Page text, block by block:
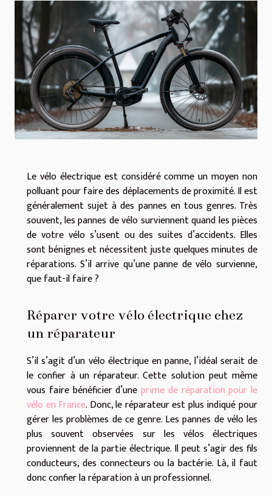
Le vélo électrique est considéré comme un moyen non
polluant pour faire des déplacements de proximité. Il est
généralement sujet à des pannes en tous genres. Très
souvent, les pannes de vélo surviennent quand les pièces
de votre vélo s’usent ou des suites d’accidents. Elles
sont bénignes et nécessitent juste quelques minutes de
réparations. S’il arrive qu’une panne de vélo survienne,
que faut-il faire ?
Réparer votre vélo électrique chez
un réparateur
S’il s’agit d’un vélo électrique en panne, l’idéal serait de
le confier à un réparateur. Cette solution peut même
vous faire bénéficier d’une prime de réparation pour le
vélo en France. Donc, le réparateur est plus indiqué pour
gérer les problèmes de ce genre. Les pannes de vélo les
plus souvent observées sur les vélos électriques
proviennent de la partie électrique. Il peut s’agir des fils
conducteurs, des connecteurs ou la bactérie. Là, il faut
donc confier la réparation à un professionnel.